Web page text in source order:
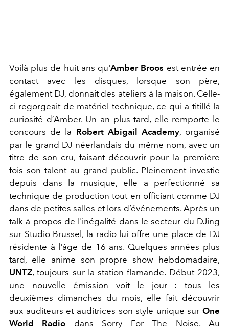
Voilà plus de huit ans qu'Amber Broos est entrée en
contact avec les disques, lorsque son père,
également DJ, donnait des ateliers à la maison. Celle-
ci regorgeait de matériel technique, ce qui a titillé la
curiosité d’Amber. Un an plus tard, elle remporte le
concours de la Robert Abigail Academy, organisé
par le grand DJ néerlandais du même nom, avec un
titre de son cru, faisant découvrir pour la première
fois son talent au grand public. Pleinement investie
depuis dans la musique, elle a perfectionné sa
technique de production tout en officiant comme DJ
dans de petites salles et lors d’événements. Après un
talk à propos de l'inégalité dans le secteur du DJing
sur Studio Brussel, la radio lui offre une place de DJ
résidente à l'âge de 16 ans. Quelques années plus
tard, elle anime son propre show hebdomadaire,
UNTZ, toujours sur la station flamande. Début 2023,
une nouvelle émission voit le jour : tous les
deuxièmes dimanches du mois, elle fait découvrir
aux auditeurs et auditrices son style unique sur One
World Radio dans Sorry For The Noise. Au